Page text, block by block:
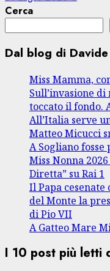
Cerca
Dal blog di
Miss Mamma,
Sull’invasione
toccato il fondo.
All’Italia serve
Matteo Micucci
A Sogliano fosse
Miss Nonna
Diretta” su Rai 1
Il Papa cesenate
del Monte la
di Pio VII
A Gatteo Mare
I 10 post più letti